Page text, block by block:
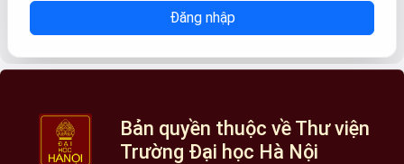
Bản quyền thuộc về Thư viện
Trường Đại học Hà Nội